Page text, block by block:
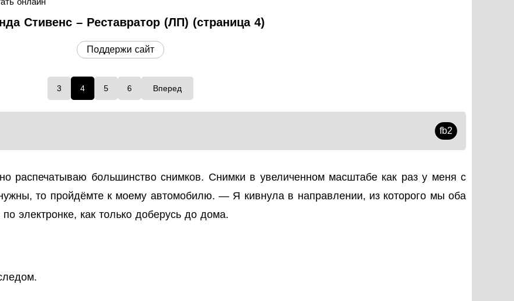
Стивенс – Реставратор (ЛП) (страница 4)
Поддержи сайт
3 4 5 6 Вперед
fb2
распечатываю большинство снимков. Снимки в увеличенном масштабе как раз у меня с
то пройдёмте к моему автомобилю. — Я кивнула в направлении, из которого мы оба
электронке, как только доберусь до дома.